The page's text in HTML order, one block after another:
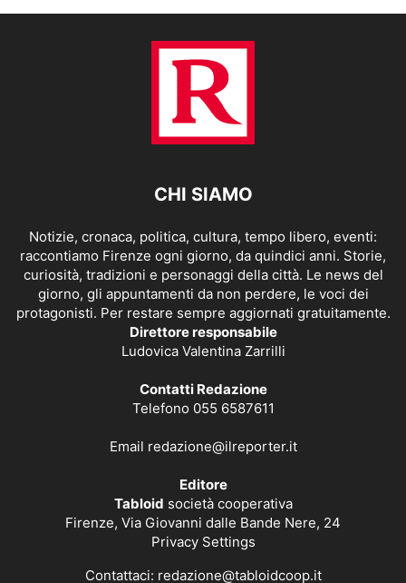
CHI SIAMO
Notizie, cronaca, politica, cultura, tempo libero, eventi:
raccontiamo Firenze ogni giorno, da quindici anni. Storie,
curiosità, tradizioni e personaggi della città. Le news del
giorno, gli appuntamenti da non perdere, le voci dei
protagonisti. Per restare sempre aggiornati gratuitamente.
Direttore responsabile
Ludovica Valentina Zarrilli
Contatti Redazione
Telefono 055 6587611
Email redazione@ilreporter.it
Editore
Tabloid società cooperativa
Firenze, Via Giovanni dalle Bande Nere, 24
Privacy Settings
Contattaci: redazione@tabloidcoop.it